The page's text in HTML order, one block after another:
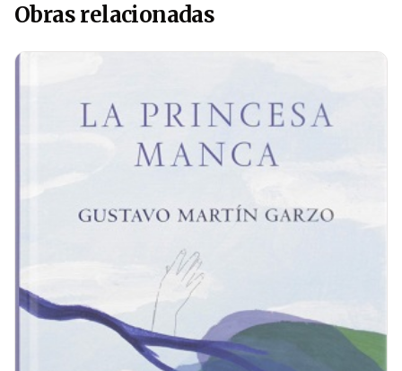
Obras relacionadas